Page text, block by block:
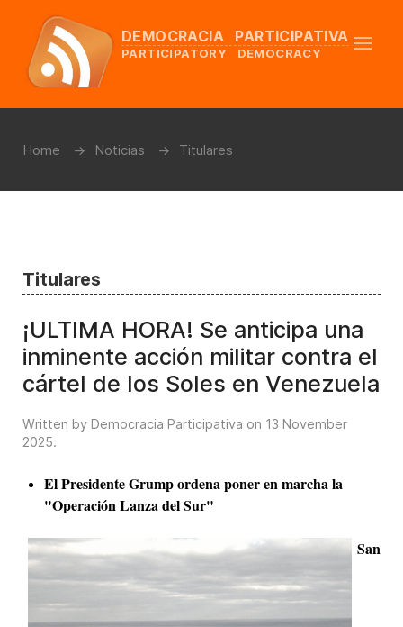
DEMOCRACIA PARTICIPATIVA
PARTICIPATORY DEMOCRACY
Home Noticias Titulares
Titulares
¡ULTIMA HORA! Se anticipa una
inminente acción militar contra el
cártel de los Soles en Venezuela
Written by Democracia Participativa on 13 November
2025.
El Presidente Grump ordena poner en marcha la
"Operación Lanza del Sur"
San